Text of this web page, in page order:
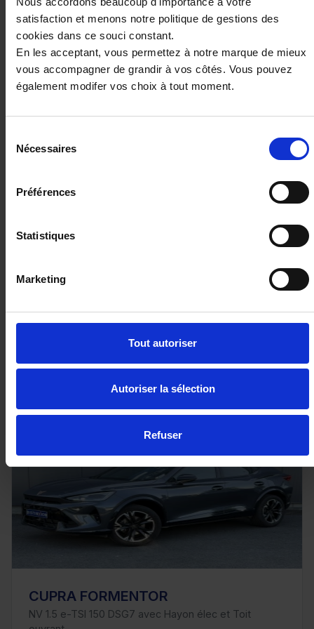
satisfaction et menons notre politique de gestions des
cookies dans ce souci constant.
En les acceptant, vous permettez à notre marque de mieux
vous accompagner de grandir à vos côtés. Vous pouvez
également modifer vos choix à tout moment.
Nécessaires
Préférences
Statistiques
Marketing
Tout autoriser
Autoriser la sélection
Refuser
intéresser
III NV 1.3 DIG-T 140 MHEV N-Connect avec Caméra et
18807 km - 2025 - Essence - Boîte manuelle
ou à partir de384.74 €/mois
CUPRA FORMENTOR
NV 1.5 e-TSI 150 DSG7 avec Hayon élec et Toit